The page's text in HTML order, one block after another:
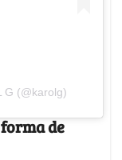
G (@karolg)
de